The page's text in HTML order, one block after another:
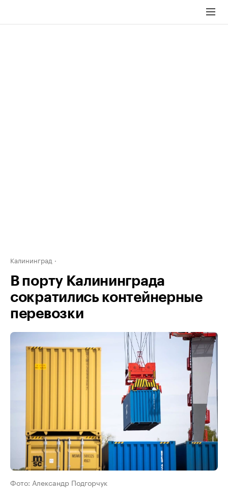
Калининград
В порту Калининграда
сократились контейнерные
перевозки
Фото: Александр Подгорчук